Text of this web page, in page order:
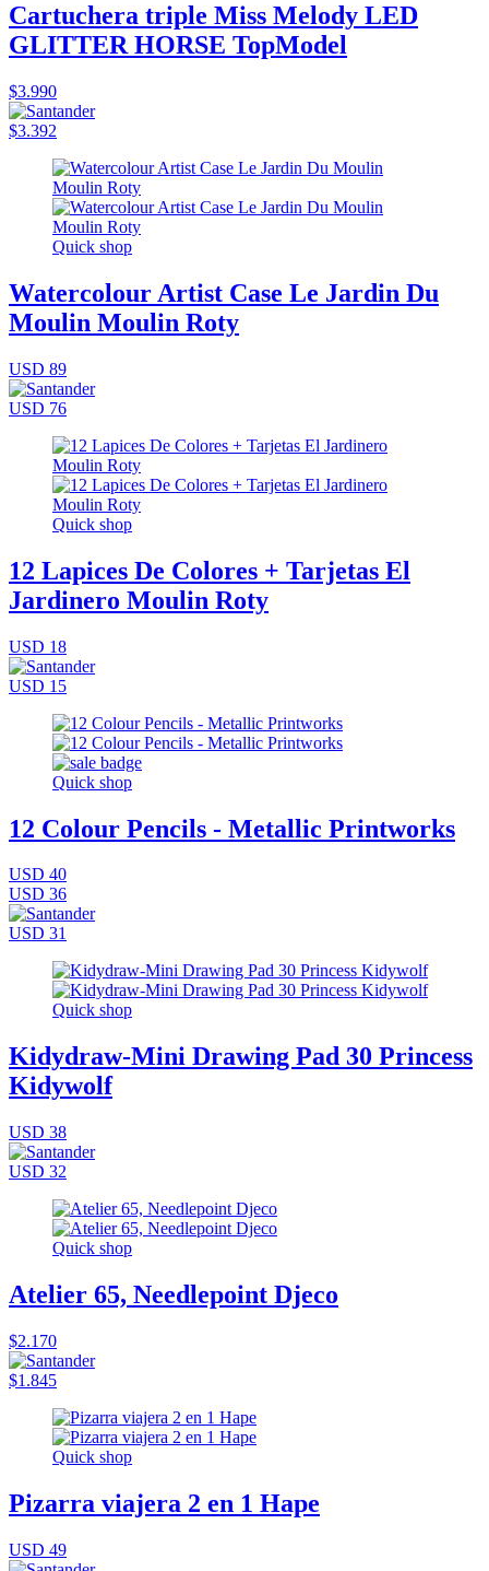
Cartuchera triple Miss Melody LED
GLITTER HORSE TopModel
$3.990
$3.392
Quick shop
Watercolour Artist Case Le Jardin Du
Moulin Moulin Roty
USD 89
USD 76
Quick shop
12 Lapices De Colores + Tarjetas El
Jardinero Moulin Roty
USD 18
USD 15
Quick shop
12 Colour Pencils - Metallic Printworks
USD 40
USD 36
USD 31
Quick shop
Kidydraw-Mini Drawing Pad 30 Princess
Kidywolf
USD 38
USD 32
Quick shop
Atelier 65, Needlepoint Djeco
$2.170
$1.845
Quick shop
Pizarra viajera 2 en 1 Hape
USD 49